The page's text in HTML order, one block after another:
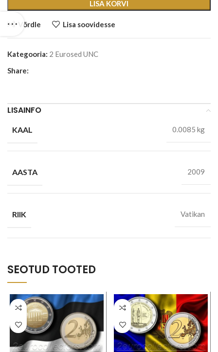
LISA KORVI
Võrdle Lisa soovidesse
Kategooria: 2 Eurosed UNC
Share:
LISAINFO
KAAL 0.0085 kg
AASTA 2009
RIIK Vatikan
SEOTUD TOOTED